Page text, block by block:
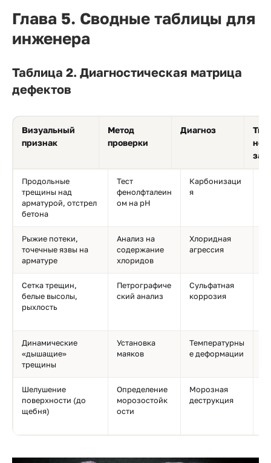
Глава 5. Сводные таблицы для
инженера
Таблица 2. Диагностическая матрица
дефектов
Визуальный
признак
Метод
проверки
Диагноз
Тип
Продольные
трещины над
арматурой, отстрел
бетона
Тест
фенолфталеин
ом на pH
Карбонизаци
я
Рыжие потеки,
точечные язвы на
арматуре
Анализ на
содержание
хлоридов
Хлоридная
агрессия
Сетка трещин,
белые высолы,
рыхлость
Петрографиче
ский анализ
Сульфатная
коррозия
Динамические
«дышащие»
трещины
Установка
маяков
Температурны
е деформации
Шелушение
поверхности (до
щебня)
Определение
морозостойк
ости
Морозная
деструкция